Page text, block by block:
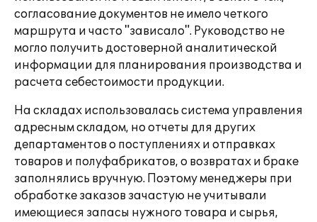
согласование документов не имело четкого
маршрута и часто "зависало". Руководство не
могло получить достоверной аналитической
информации для планирования производства и
расчета себестоимости продукции.
На складах использовалась система управления
адресным складом, но отчеты для других
департаментов о поступлениях и отправках
товаров и полуфабрикатов, о возвратах и браке
заполнялись вручную. Поэтому менеджеры при
обработке заказов зачастую не учитывали
имеющиеся запасы нужного товара и сырья,